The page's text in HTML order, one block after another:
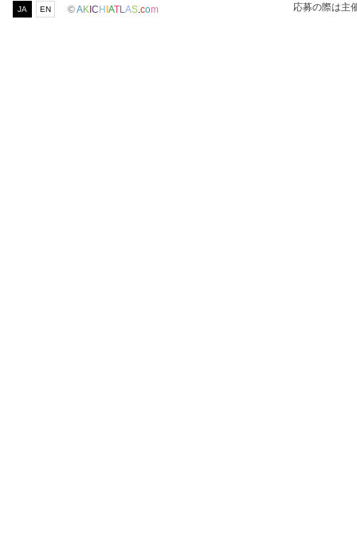
JA EN ©AKICHIATL AS com 応募の際は主